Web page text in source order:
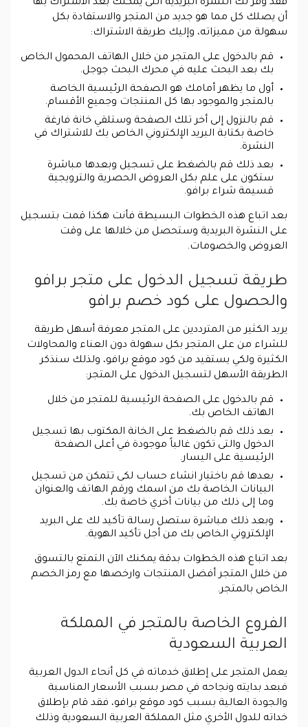
فقد وفر لك النشرة البريدية التى يمكنك بعد الاشتراك بها
أن يصلك كل مما هو جديد من المتجر والاستفادة بكل
سهولة من مميزاته، وإليك طريقة الاشتراك:
قم بالدخول على المتجر من خلال الهاتف المحمول الخاص
بك بعد البحث عليه في محرك البحث جوجل.
أول ما يظهر أمامك هو الصفحة الرئيسية الخاصة
بالمتجر والموجود بها كل المنتجات وجميع الأقسام.
قم بالنزول إلى أخر تلك الصفحة وستلقي خانة فارغة
خاصة بكتابة البريد الإلكتروني الخاص بك للاشتراك في
النشرة.
بعد ذلك قم بالضغط على تسجيل وبعدها مباشرة
ستكون على علم بكل العروض الحصرية والترويجية
قسيمة شراء برافو.
بعد اتباع هذه الخطوات البسيطة فأنت هكذا قمت بتسجيل
على النشرة البريدية وستحصل من خلالها على وقت
العروض والخصومات.
طريقة تسجيل الدخول على متجر برافو
والحصول على كود خصم برافو
يريد الكثير من المترددين على المتجر معرفة أسهل طريقة
للشراء من على المتجر بكل سهولة دون العناء والمحاولات
الكثيرة ولكي يستفيد من كود موقع برافو، ولذلك سنذكر
الطريقة الأسهل لتسجيل الدخول على المتجر:
قم بالدخول على الصفحة الرئيسية للمتجر من خلال
الهاتف الخاص بك.
بعد ذلك قم بالضغط على الخانة المكتوب بها تسجيل
الدخول والتى تكون غالباً موجودة في أعلى الصفحة
الرئيسية على اليسار.
بعدها قم باختيار انشاء حساب لكى تتمكن من تسجيل
البيانات الخاصة بك من اسمك ورقم الهاتف والعنوان
وما إلى ذلك من بيانات أخري خاصة بك.
وبعد ذلك مباشرة ستصل رسالة تأكيد لك على البريد
الإلكتروني الخاص بك من أجل تأكيد الهوية.
بعد اتباع هذه الخطوات بدقة يمكنك الآن التمتع بالتسوق
من خلال المتجر أفضل المنتجات وارخصها مع رمز الخصم
الخاص بالمتجر.
الفروع الخاصة بالمتجر في المملكة
العربية السعودية
يعمل المتجر على إطلاق خدماته في كل أنحاء الدول العربية
فبعد بدايته ونجاحه في مصر بسبب الأسعار المناسبة
والجودة العالية بسبب كود موقع برافو، فقد قام بإطلاق
خداته للدول الأخري مثل المملكة العربية السعودية وذلك